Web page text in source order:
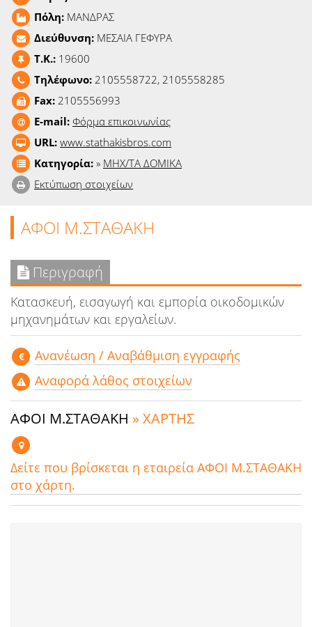
Ειδήσεις
Παιχνίδια
Ραδιόφωνο
Ταινίες
Πόλη: ΜΑΝΔΡΑΣ
Διεύθυνση: ΜΕΣΑΙΑ ΓΕΦΥΡΑ
T.K.: 19600
Τηλέφωνο: 2105558722, 2105558285
Fax: 2105556993
E-mail: Φόρμα επικοινωνίας
URL: www.stathakisbros.com
Κατηγορία: » ΜΗΧ/ΤΑ ΔΟΜΙΚΑ
Εκτύπωση στοιχείων
ΑΦΟΙ Μ.ΣΤΑΘΑΚΗ
Περιγραφή
Κατασκευή, εισαγωγή και εμπορία οικοδομικών
μηχανημάτων και εργαλείων.
Aνανέωση / Αναβάθμιση εγγραφής
Αναφορά λάθος στοιχείων
ΑΦΟΙ Μ.ΣΤΑΘΑΚΗ » ΧΑΡΤΗΣ
Δείτε που βρίσκεται η εταιρεία ΑΦΟΙ Μ.ΣΤΑΘΑΚΗ
στο χάρτη.